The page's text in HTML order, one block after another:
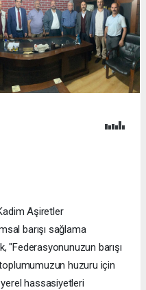
Aşiretler
barışı sağlama
"Federasyonunuzun barışı
huzuru için
hassasiyetleri